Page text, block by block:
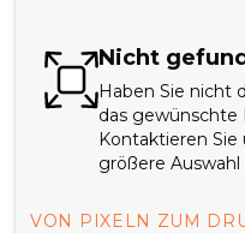
Nicht
Haben Sie nicht
das gewünschte
Kontaktieren
größere
VON PIXELN ZUM